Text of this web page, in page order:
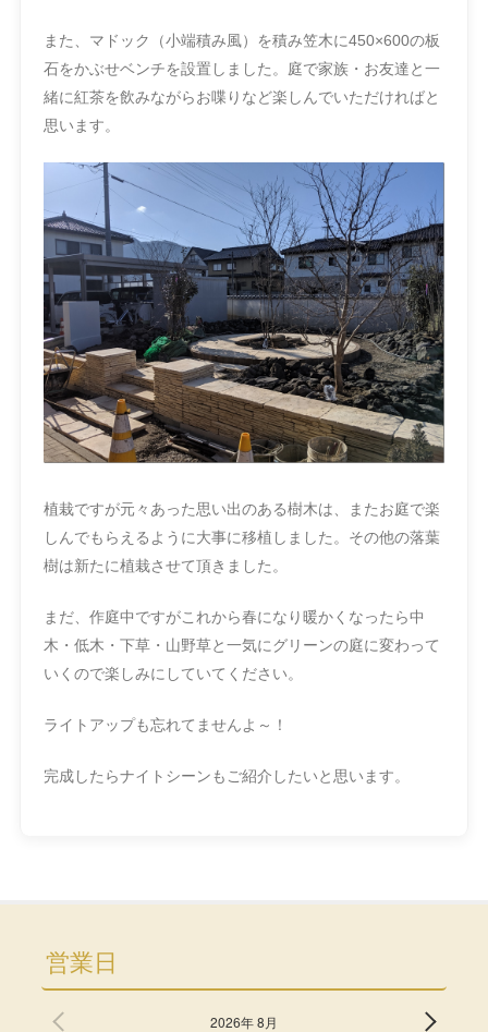
また、マドック（小端積み風）を積み笠木に450×600の板
石をかぶせベンチを設置しました。庭で家族・お友達と一
緒に紅茶を飲みながらお喋りなど楽しんでいただければと
思います。
植栽ですが元々あった思い出のある樹木は、またお庭で楽
しんでもらえるように大事に移植しました。その他の落葉
樹は新たに植栽させて頂きました。
まだ、作庭中ですがこれから春になり暖かくなったら中
木・低木・下草・山野草と一気にグリーンの庭に変わって
いくので楽しみにしていてください。
ライトアップも忘れてませんよ～！
完成したらナイトシーンもご紹介したいと思います。
営業日
2026年 8月